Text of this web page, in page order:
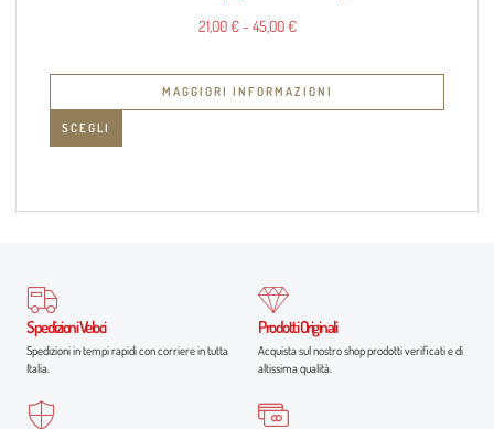
21,00€ - 45,00€
MAGGIORI INFORMAZIONI
SCEGLI
Spedizioni Veloci
Spedizioni in tempi rapidi con corriere in tutta
Italia.
Prodotti Originali
Acquista sul nostro shop prodotti verificati e di
altissima qualità.